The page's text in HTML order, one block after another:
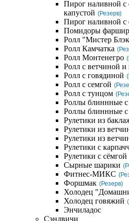
Пирог наливной с
капустой (Резерв)
Пирог наливной с
Помидоры
Ролл "Мистер
Ролл Камчатка
Ролл Монтенегро
Ролл с ветчиной и
Ролл с говядиной
Ролл с семгой
Ролл с тунцом
Роллы блиннные с
Роллы блиннные с
Рулетики из
Рулетики из
Рулетики из
Рулетики с
Рулетики с сёмгой
Сырные шарики
Фитнес-МИКС
Форшмак (Резерв)
Холодец
Холодец говяжий
Энчиладос
Сэндвичи